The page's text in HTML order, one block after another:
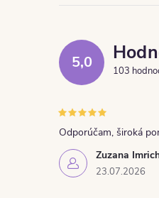
5,0 103
Zuzana
23.07.2026
Odporúčam, široká